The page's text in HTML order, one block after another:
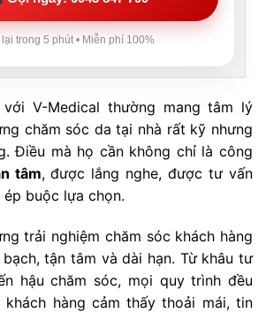
trong 5 phút • Miễn phí 100%
với V-Medical thường mang tâm lý
chăm sóc da tại nhà rất kỹ nhưng
Điều mà họ cần không chỉ là công
tâm, được lắng nghe, được tư vấn
buộc lựa chọn.
trải nghiệm chăm sóc khách hàng
tận tâm và dài hạn. Từ khâu tư
hậu chăm sóc, mọi quy trình đều
hàng cảm thấy thoải mái, tin